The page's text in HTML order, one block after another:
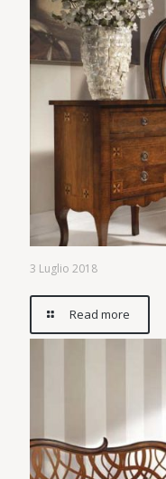
3 Luglio 2018
Read more